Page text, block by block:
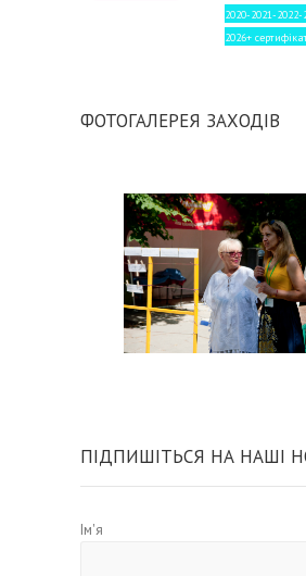
2020-2021-
2026+
ФОТОГАЛЕРЕЯ ЗАХОДІВ
ПІДПИШІТЬСЯ НА НАШІ
Ім'я